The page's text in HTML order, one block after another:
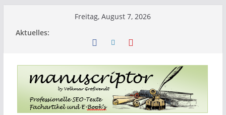
Freitag, August 7, 2026
Aktuelles: